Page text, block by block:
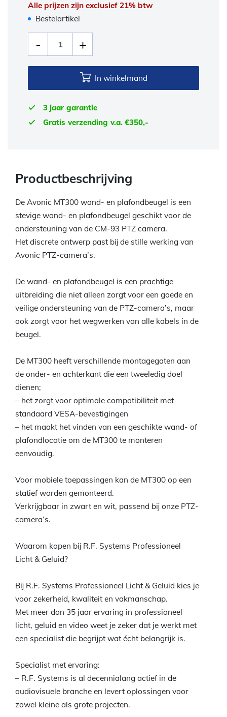
Alle prijzen zijn exclusief 21% btw
Bestelartikel
In winkelmand
3 jaar garantie
Gratis verzending v.a. €350,-
Productbeschrijving
De Avonic MT300 wand- en plafondbeugel is een
stevige wand- en plafondbeugel geschikt voor de
ondersteuning van de CM-93 PTZ camera.
Het discrete ontwerp past bij de stille werking van
Avonic PTZ-camera’s.
De wand- en plafondbeugel is een prachtige
uitbreiding die niet alleen zorgt voor een goede en
veilige ondersteuning van de PTZ-camera’s, maar
ook zorgt voor het wegwerken van alle kabels in de
beugel.
De MT300 heeft verschillende montagegaten aan
de onder- en achterkant die een tweeledig doel
dienen;
– het zorgt voor optimale compatibiliteit met
standaard VESA-bevestigingen
– het maakt het vinden van een geschikte wand- of
plafondlocatie om de MT300 te monteren
eenvoudig.
Voor mobiele toepassingen kan de MT300 op een
statief worden gemonteerd.
Verkrijgbaar in zwart en wit, passend bij onze PTZ-
camera’s.
Waarom kopen bij R.F. Systems Professioneel
Licht & Geluid?
Bij R.F. Systems Professioneel Licht & Geluid kies je
voor zekerheid, kwaliteit en vakmanschap.
Met meer dan 35 jaar ervaring in professioneel
licht, geluid en video weet je zeker dat je werkt met
een specialist die begrijpt wat écht belangrijk is.
Specialist met ervaring:
– R.F. Systems is al decennialang actief in de
audiovisuele branche en levert oplossingen voor
zowel kleine als grote projecten.